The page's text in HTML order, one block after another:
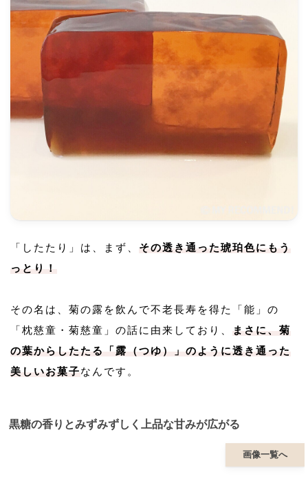
「したたり」は、まず、 その透き通った琥珀色にもう
っとり！
その名は、菊の露を飲んで不老長寿を得た「能」の
「枕慈童・菊慈童」の話に由来しており、
まさに、菊
の葉からしたたる「露（つゆ）」のように透き通った
美しいお菓子なんです。
黒糖の香りとみずみずしく上品な甘みが広がる
画像一覧へ